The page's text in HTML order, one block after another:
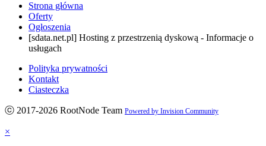
Strona główna
Oferty
Ogłoszenia
[sdata.net.pl] Hosting z przestrzenią dyskową - Informacje o
usługach
Polityka prywatności
Kontakt
Ciasteczka
ⓒ 2017-2026 RootNode Team Powered by Invision Community
×